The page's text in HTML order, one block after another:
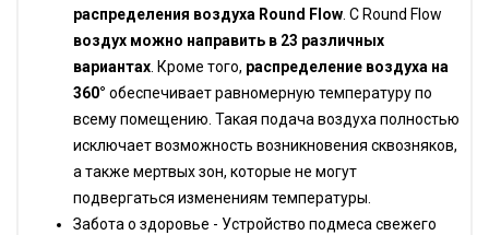
распределения воздуха Round Flow. С Round Flow
воздух можно направить в 23 различных
вариантах. Кроме того, распределение воздуха на
360° обеспечивает равномерную температуру по
всему помещению. Такая подача воздуха полностью
исключает возможность возникновения сквозняков,
а также мертвых зон, которые не могут
подвергаться изменениям температуры.
Забота о здоровье - Устройство подмеса свежего